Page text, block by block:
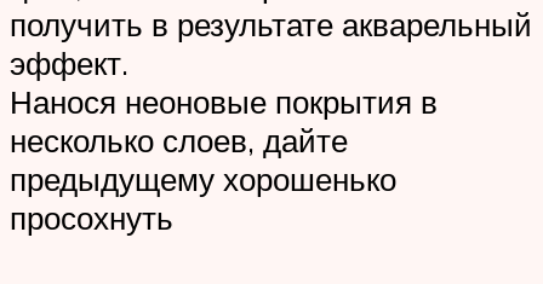
получить в результате акварельный
эффект.
Нанося неоновые покрытия в
несколько слоев, дайте
предыдущему хорошенько
просохнуть